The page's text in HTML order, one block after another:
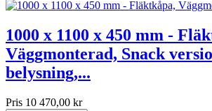
1000 x 1100 x 450 mm -
Väggmonterad, Snack
belysning,...
Pris 10 470,00 kr